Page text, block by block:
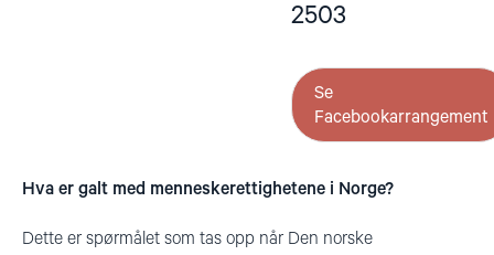
2503
Se
Facebookarrangement
Hva er galt med menneskerettighetene i Norge?
Dette er spørmålet som tas opp når Den norske